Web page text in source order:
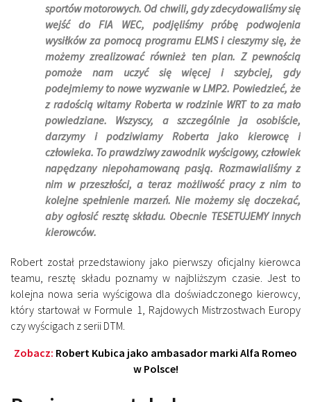
sportów motorowych. Od chwili, gdy zdecydowaliśmy się
wejść do FIA WEC, podjęliśmy próbę podwojenia
wysiłków za pomocą programu ELMS i cieszymy się, że
możemy zrealizować również ten plan. Z pewnością
pomoże nam uczyć się więcej i szybciej, gdy
podejmiemy to nowe wyzwanie w LMP2. Powiedzieć, że
z radością witamy Roberta w rodzinie WRT to za mało
powiedziane. Wszyscy, a szczególnie ja osobiście,
darzymy i podziwiamy Roberta jako kierowcę i
człowieka. To prawdziwy zawodnik wyścigowy, człowiek
napędzany niepohamowaną pasją. Rozmawialiśmy z
nim w przeszłości, a teraz możliwość pracy z nim to
kolejne spełnienie marzeń. Nie możemy się doczekać,
aby ogłosić resztę składu. Obecnie TESETUJEMY innych
kierowców.
Robert został przedstawiony jako pierwszy oficjalny kierowca
teamu, resztę składu poznamy w najbliższym czasie. Jest to
kolejna nowa seria wyścigowa dla doświadczonego kierowcy,
który startował w Formule 1, Rajdowych Mistrzostwach Europy
czy wyścigach z serii DTM.
Zobacz: Robert Kubica jako ambasador marki Alfa Romeo
w Polsce!